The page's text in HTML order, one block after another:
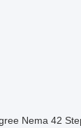
Nema 42